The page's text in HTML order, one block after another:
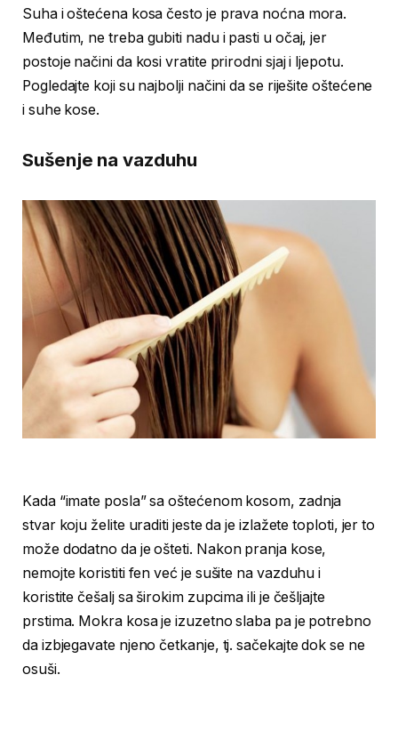
Suha i oštećena kosa često je prava noćna mora.
Međutim, ne treba gubiti nadu i pasti u očaj, jer
postoje načini da kosi vratite prirodni sjaj i ljepotu.
Pogledajte koji su najbolji načini da se riješite oštećene
i suhe kose.
Sušenje na vazduhu
Kada “imate posla” sa oštećenom kosom, zadnja
stvar koju želite uraditi jeste da je izlažete toploti, jer to
može dodatno da je ošteti. Nakon pranja kose,
nemojte koristiti fen već je sušite na vazduhu i
koristite češalj sa širokim zupcima ili je češljajte
prstima. Mokra kosa je izuzetno slaba pa je potrebno
da izbjegavate njeno četkanje, tj. sačekajte dok se ne
osuši.